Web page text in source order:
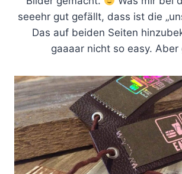
seeehr gut gefällt, dass ist die
Das auf beiden Seiten
gaaaar nicht so easy. Aber